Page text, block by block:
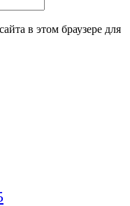
в этом браузере для